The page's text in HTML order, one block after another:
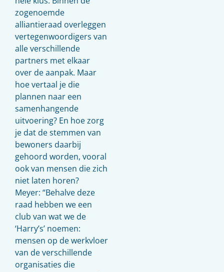
zogenoemde
alliantieraad overleggen
vertegenwoordigers van
alle verschillende
partners met elkaar
over de aanpak. Maar
hoe vertaal je die
plannen naar een
samenhangende
uitvoering? En hoe zorg
je dat de stemmen van
bewoners daarbij
gehoord worden, vooral
ook van mensen die zich
niet laten horen?
Meyer: “Behalve deze
raad hebben we een
club van wat we de
‘Harry’s’ noemen:
mensen op de werkvloer
van de verschillende
organisaties die